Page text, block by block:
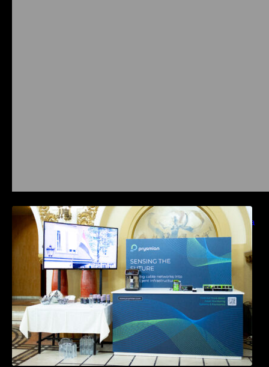
Prysmian aduce la COMM26 tehnologii de
sensing si Digital Energy pentru monitorizarea
in timp real a infrastrucrutilor critice